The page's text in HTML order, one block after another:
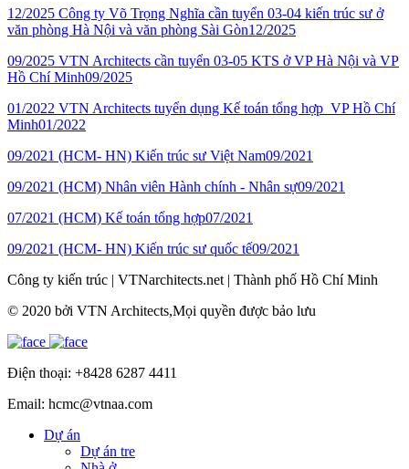
12/2025 Công ty Võ Trọng Nghĩa cần tuyển 03-04 kiến trúc sư ở
văn phòng Hà Nội và văn phòng Sài Gòn12/2025
09/2025 VTN Architects cần tuyển 03-05 KTS ở VP Hà Nội và VP
Hồ Chí Minh09/2025
01/2022 VTN Architects tuyển dụng Kế toán tổng hợp_VP Hồ Chí
Minh01/2022
09/2021 (HCM- HN) Kiến trúc sư Việt Nam09/2021
09/2021 (HCM) Nhân viên Hành chính - Nhân sự09/2021
07/2021 (HCM) Kế toán tổng hợp07/2021
09/2021 (HCM- HN) Kiến trúc sư quốc tế09/2021
Công ty kiến trúc | VTNarchitects.net | Thành phố Hồ Chí Minh
© 2020 bởi VTN Architects,Mọi quyền được bảo lưu
Điện thoại: +8428 6287 4411
Email: hcmc@vtnaa.com
Dự án
Dự án tre